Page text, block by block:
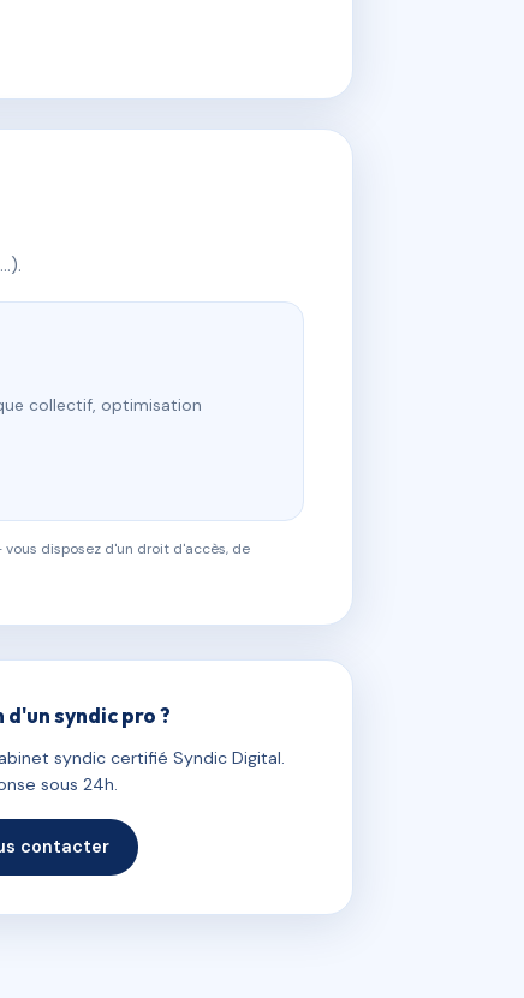
collectif, optimisation
disposez d'un droit d'accès, de
d'un syndic pro ?
syndic certifié Syndic Digital.
sous 24h.
contacter